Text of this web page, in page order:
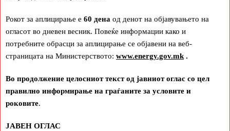
Рокот за аплицирање е 60 дена од денот на објавувањето на
огласот во дневен весник. Повеќе информации како и
потребните обрасци за аплицирање се објавени на веб-
страницата на Министерството: www.energy.gov.mk .
Во продолжение целосниот текст од јавниот оглас со цел
правилно информирање на граѓаните за условите и
роковите.
ЈАВЕН ОГЛАС